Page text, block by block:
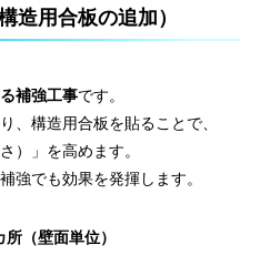
用合板の追加）
補強工事です。
、構造用合板を貼ることで、
）」を高めます。
強でも効果を発揮します。
（壁面単位）